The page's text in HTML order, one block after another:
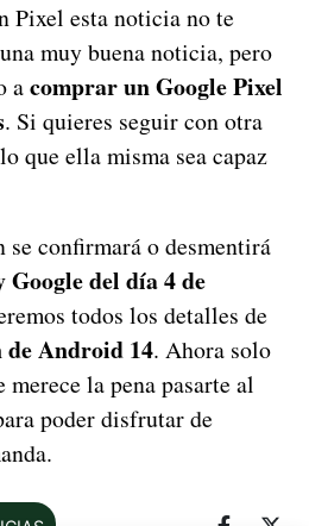
Pixel esta noticia no te
muy buena noticia, pero
acomprar un Google Pixel
. Si quieres seguir con otra
que ella misma sea capaz
se confirmará o desmentirá
Google del día 4 de
todos los detalles de
de Android 14. Ahora solo
la pena pasarte al
poder disfrutar de